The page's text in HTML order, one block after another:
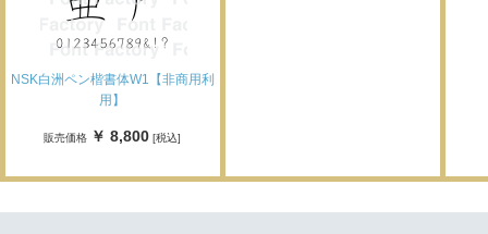
NSK白洲ペン楷書体W1【非商用利
用】
販売価格 ￥ 8,800 [税込]